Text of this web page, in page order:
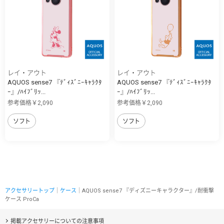
レイ・アウト
AQUOS sense7 『ﾃﾞｨｽﾞﾆｰｷｬﾗｸﾀ
ｰ』/ﾊｲﾌﾞﾘｯ...
参考価格￥2,090
ソフト
レイ・アウト
AQUOS sense7 『ﾃﾞｨｽﾞﾆｰｷｬﾗｸﾀ
ｰ』/ﾊｲﾌﾞﾘｯ...
参考価格￥2,090
ソフト
アクセサリートップ ケース ｜AQUOS sense7 『ディズニーキャラクター』/耐衝撃
ケース ProCa
掲載アクセサリーについての注意事項